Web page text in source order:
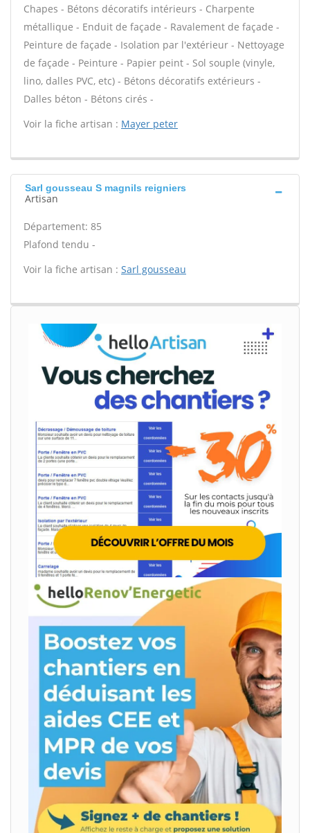
Chapes - Bétons décoratifs intérieurs - Charpente
métallique - Enduit de façade - Ravalement de façade -
Peinture de façade - Isolation par l'extérieur - Nettoyage
de façade - Peinture - Papier peint - Sol souple (vinyle,
lino, dalles PVC, etc) - Bétons décoratifs extérieurs -
Dalles béton - Bétons cirés -
Voir la fiche artisan : Mayer peter
Sarl gousseau S magnils reigniers
Artisan
Département: 85
Plafond tendu -
Voir la fiche artisan : Sarl gousseau